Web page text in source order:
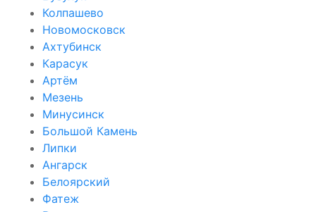
Колпашево
Новомосковск
Ахтубинск
Карасук
Артём
Мезень
Минусинск
Большой Камень
Липки
Ангарск
Белоярский
Фатеж